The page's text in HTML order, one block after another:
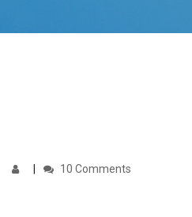
10 Comments